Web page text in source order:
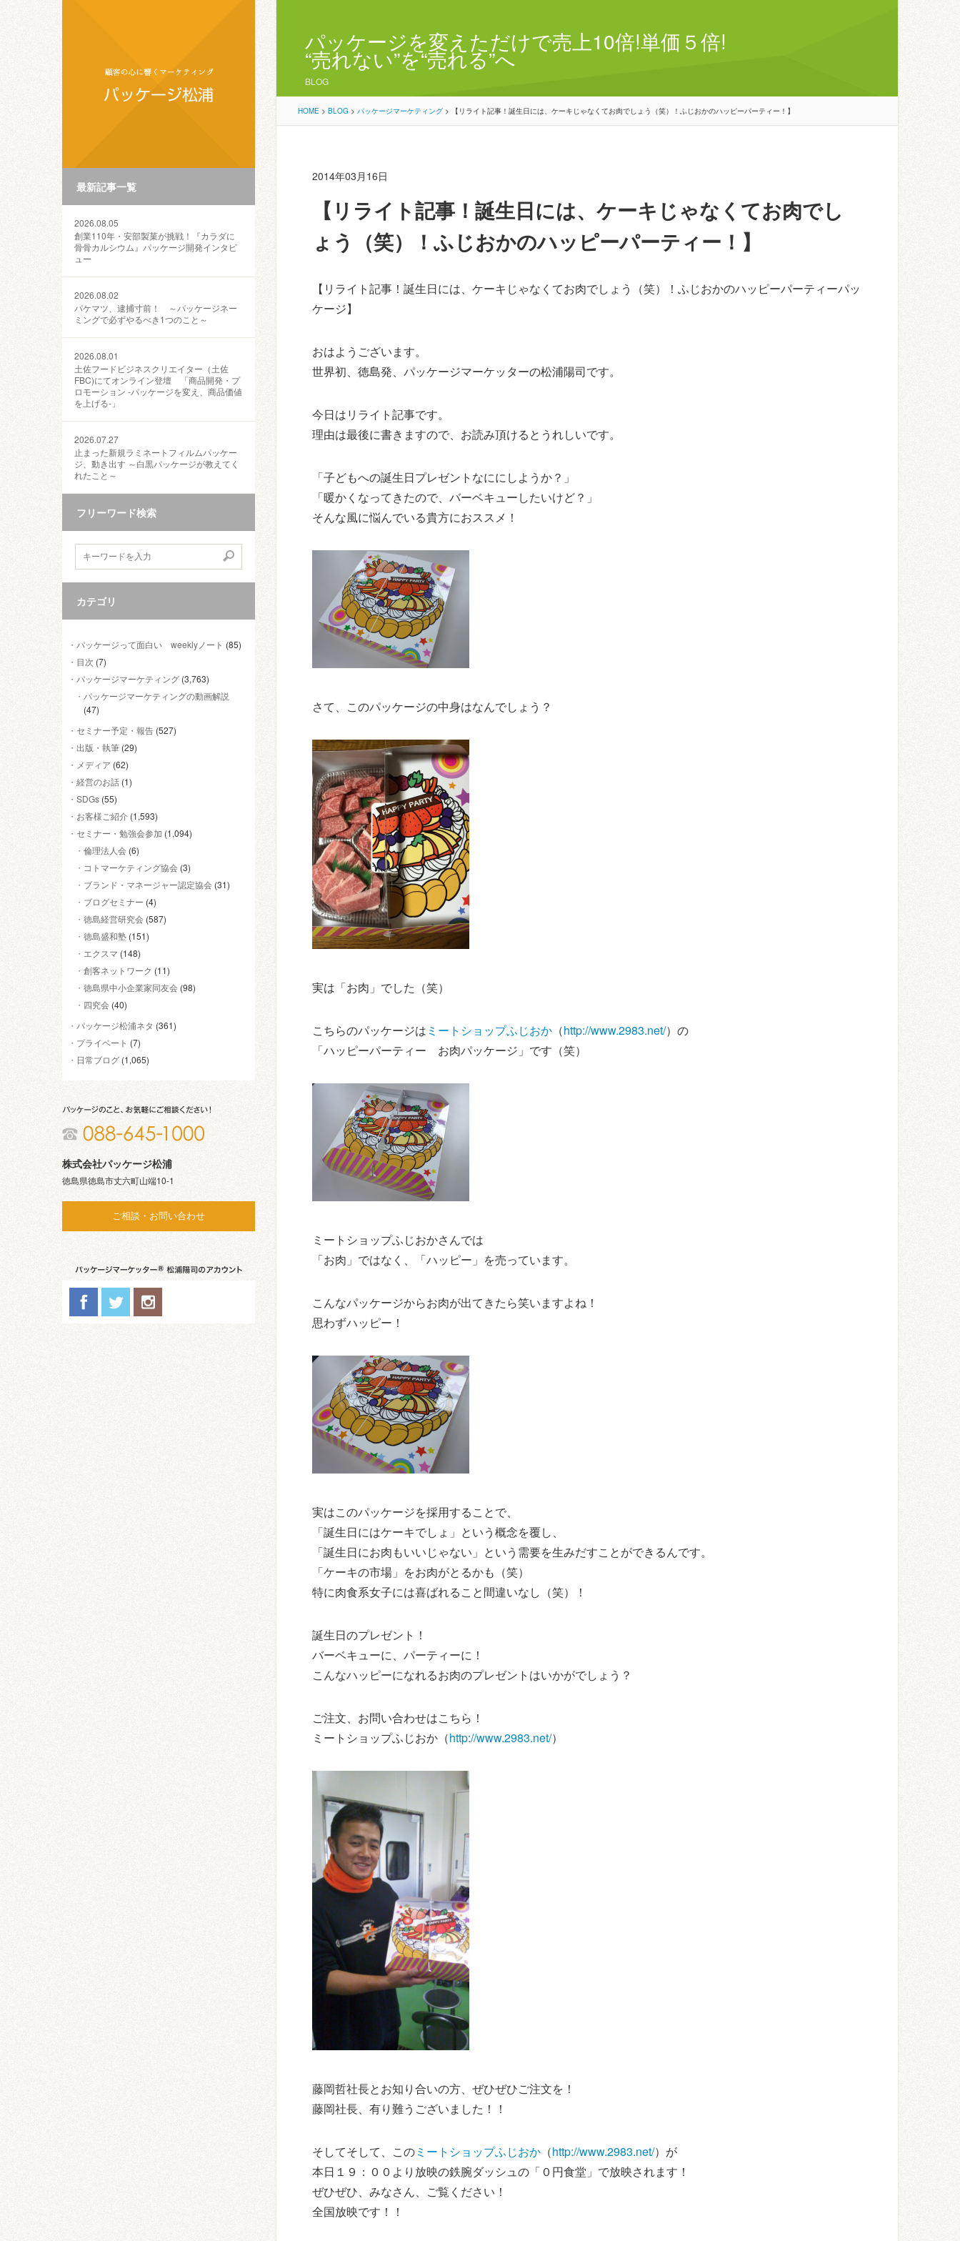
最新記事一覧
2026.08.05
創業110年・安部製菓が挑戦！『カラダに
骨骨カルシウム』パッケージ開発インタビ
ュー
2026.08.02
パケマツ、逮捕寸前！ ～パッケージネー
ミングで必ずやるべき1つのこと～
2026.08.01
土佐フードビジネスクリエイター（土佐
FBC)にてオンライン登壇 「商品開発・プ
ロモーション ‐パッケージを変え、商品価値
を上げる‐」
2026.07.27
止まった新規ラミネートフィルムパッケー
ジ、動き出す ～白黒パッケージが教えてく
れたこと～
フリーワード検索
カテゴリ
パッケージって面白い weeklyノート (85)
目次 (7)
パッケージマーケティング (3,763)
パッケージマーケティングの動画解説
(47)
セミナー予定・報告 (527)
出版・執筆 (29)
メディア (62)
経営のお話 (1)
SDGs (55)
お客様ご紹介 (1,593)
セミナー・勉強会参加 (1,094)
倫理法人会 (6)
コトマーケティング協会 (3)
ブランド・マネージャー認定協会 (31)
ブログセミナー (4)
徳島経営研究会 (587)
徳島盛和塾 (151)
エクスマ (148)
創客ネットワーク (11)
徳島県中小企業家同友会 (98)
四究会 (40)
パッケージ松浦ネタ (361)
プライベート (7)
日常ブログ (1,065)
株式会社パッケージ松浦
徳島県徳島市丈六町山端10-1
ご相談・お問い合わせ
パッケージを変えただけで売上10倍!単価５倍!
“売れない”を“売れる”へ
BLOG
HOME > BLOG > パッケージマーケティング > 【リライト記事！誕生日には、ケーキじゃなくてお肉でしょう（笑）！ふじおかのハッピーパーティー！】
2014年03月16日
【リライト記事！誕生日には、ケーキじゃなくてお肉でし
ょう（笑）！ふじおかのハッピーパーティー！】
【リライト記事！誕生日には、ケーキじゃなくてお肉でしょう（笑）！ふじおかのハッピーパーティーパッ
ケージ】
おはようございます。
世界初、徳島発、パッケージマーケッターの松浦陽司です。
今日はリライト記事です。
理由は最後に書きますので、お読み頂けるとうれしいです。
「子どもへの誕生日プレゼントなににしようか？」
「暖かくなってきたので、バーベキューしたいけど？」
そんな風に悩んでいる貴方におススメ！
さて、このパッケージの中身はなんでしょう？
実は「お肉」でした（笑）
こちらのパッケージは ミートショップふじおか （http://www.2983.net/）の
「ハッピーパーティー お肉パッケージ」です（笑）
ミートショップふじおかさんでは
「お肉」ではなく、「ハッピー」を売っています。
こんなパッケージからお肉が出てきたら笑いますよね！
思わずハッピー！
実はこのパッケージを採用することで、
「誕生日にはケーキでしょ」という概念を覆し、
「誕生日にお肉もいいじゃない」という需要を生みだすことができるんです。
「ケーキの市場」をお肉がとるかも（笑）
特に肉食系女子には喜ばれること間違いなし（笑）！
誕生日のプレゼント！
バーベキューに、パーティーに！
こんなハッピーになれるお肉のプレゼントはいかがでしょう？
ご注文、お問い合わせはこちら！
ミートショップふじおか（http://www.2983.net/）
藤岡哲社長とお知り合いの方、ぜひぜひご注文を！
藤岡社長、有り難うございました！！
そしてそして、このミートショップふじおか （http://www.2983.net/）が
本日１９：００より放映の鉄腕ダッシュの「０円食堂」で放映されます！
ぜひぜひ、みなさん、ご覧ください！
全国放映です！！